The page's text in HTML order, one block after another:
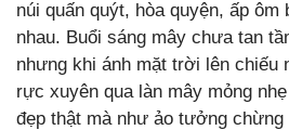
núi quấn quýt, hòa quyện, ấp ôm
nhau. Buổi sáng mây chưa tan
nhưng khi ánh mặt trời lên chiếu
rực xuyên qua làn mây mỏng
đẹp thật mà như ảo tưởng